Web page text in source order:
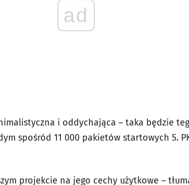
ad
i oddychająca – taka będzie
spośród 11 000 pakietów startowych 5.
projekcie na jego cechy użytkowe –